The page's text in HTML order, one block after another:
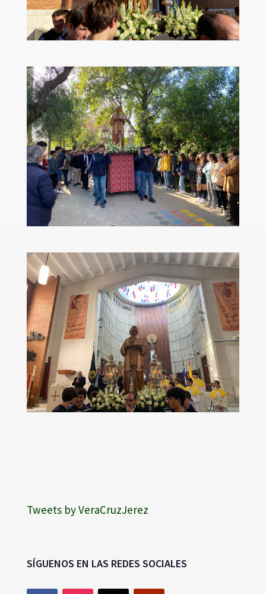
Tweets by VeraCruzJerez
SÍGUENOS EN LAS REDES SOCIALES